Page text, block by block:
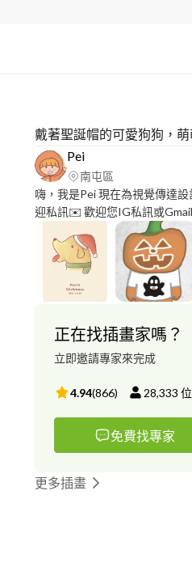
戴著聖誕帽的可愛狗狗，萌
Pei
南屯區
嗨，我是Pei 現在為視覺傳達
迎私訊✉️ 歡迎您IG私訊或
來電請留訊息告知我，您是誰！
--我是分隔線------------- 2022年 參加第31屆平面 旺旺集團廣告
設計 - 品牌類比賽 2022年 家庭暴力防
參加 2023 放手去DRAW 貼圖
PHOTO新光三越國際攝影大賽
正在找插畫家嗎？
立即邀請專家來完成
4.94(866) 28,333
免費找專家
更多插畫